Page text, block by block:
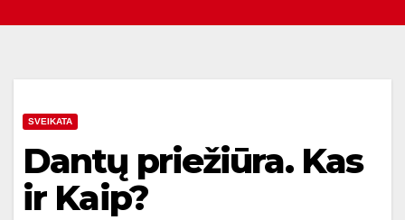
SVEIKATA
Dantų priežiūra. Kas
ir Kaip?